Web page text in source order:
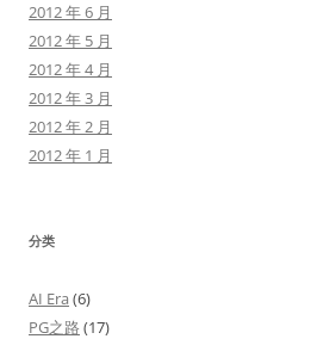
2012 年 6 月
2012 年 5 月
2012 年 4 月
2012 年 3 月
2012 年 2 月
2012 年 1 月
分类
AI Era (6)
PG之路 (17)